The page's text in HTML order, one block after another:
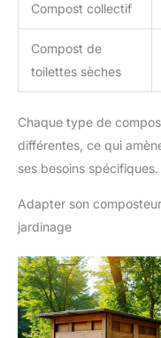
Compost collectif
Compost de
toilettes sèches
Chaque type de
différentes, ce qui
ses besoins spécifiques.
Adapter son
jardinage